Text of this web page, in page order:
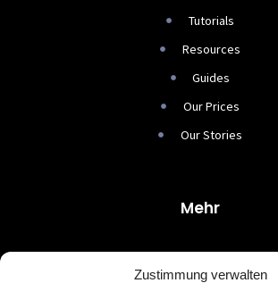
Zustimmung verwalten
Tutorials
Resources
Guides
Our Prices
Our Stories
Mehr